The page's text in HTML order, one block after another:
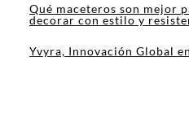
Qué maceteros son mejor
decorar con estilo y
Yvyra, Innovación Global